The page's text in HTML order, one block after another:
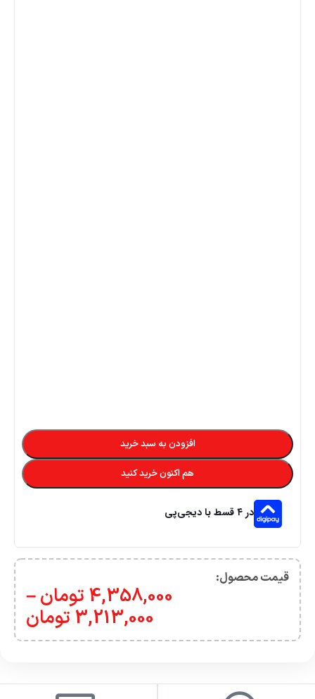
افزودن به سبد خرید
هم اکنون خرید کنید
در ۴ قسط با دیجی‌پی
قیمت محصول:​
4,358,000 تومان–
3,213,000 تومان